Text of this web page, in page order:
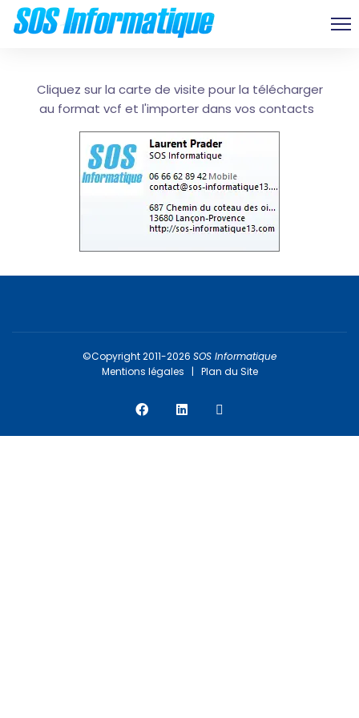
Cliquez sur la carte de visite pour la télécharger
au format vcf et l'importer dans vos contacts
©Copyright 2011-2026 SOS Informatique
Mentions légales | Plan du Site